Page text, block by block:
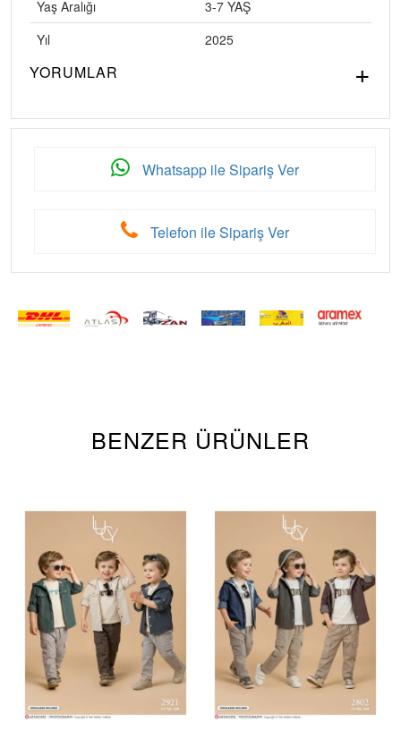
Yaş Aralığı
3-7 YAŞ
Yıl
2025
YORUMLAR
Whatsapp ile Sipariş Ver
Telefon ile Sipariş Ver
BENZER ÜRÜNLER